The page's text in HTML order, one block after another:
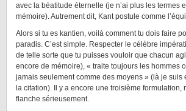
avec la béatitude éternelle (je n’ai plus les termes
mémoire). Autrement dit, Kant postule comme
Alors si tu es kantien, voilà comment tu dois faire
paradis. C’est simple. Respecter le célèbre
de telle sorte que tu puisses vouloir que chacun
encore de mémoire), « traite toujours les hommes
jamais seulement comme des moyens » (là je suis
la citation). Il y a encore une troisième formulation,
flanche sérieusement.